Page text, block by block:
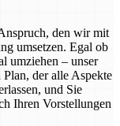
den wir mit
umsetzen. Egal ob
umziehen – unser
Plan, der alle Aspekte
und Sie
Ihren Vorstellungen